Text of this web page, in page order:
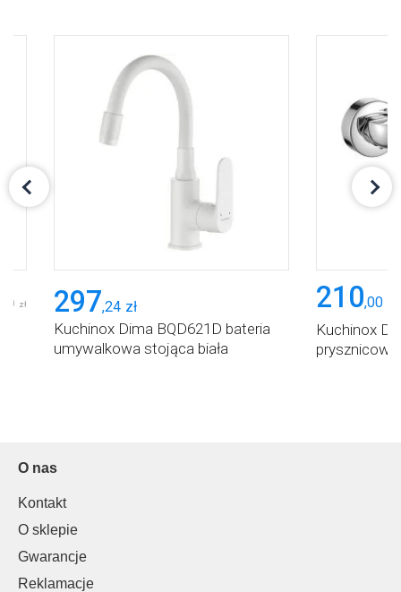
00 zł 297,24 zł
Kuchinox Dima BQD621D bateria
umywalkowa stojąca biała
210,00
Kuchinox
prysznicowa
O nas
Kontakt
O sklepie
Gwarancje
Reklamacje